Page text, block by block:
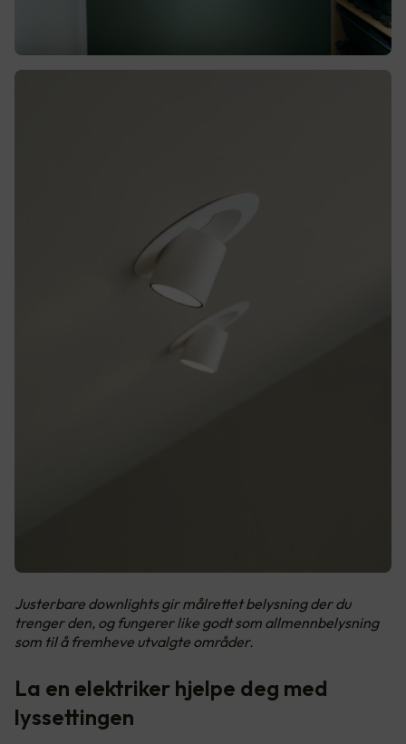
Justerbare downlights gir målrettet belysning der du
trenger den, og fungerer like godt som allmennbelysning
som til å fremheve utvalgte områder.
La en elektriker hjelpe deg med
lyssettingen